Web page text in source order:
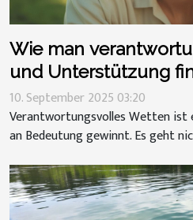
Wie man
und Unterstützung
10. September 2025 03:20
Verantwortungsvolles Wetten ist
an Bedeutung gewinnt. Es geht